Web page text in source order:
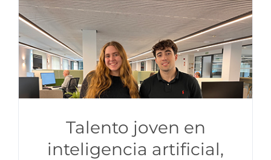
Talento joven en
inteligencia artificial,